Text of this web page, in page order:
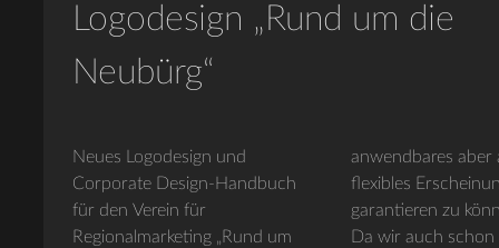
Logodesign „Rund um die
Neubürg“
Neues Logodesign und
Corporate Design-Handbuch
für den Verein für
Regionalmarketing „Rund um
anwendbares aber
flexibles
garantieren zu
Da wir auch